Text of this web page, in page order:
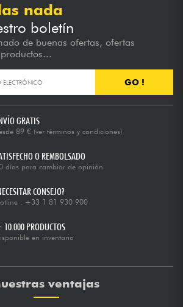
nada
boletín
de buenas ofertas, ofertas
GO !
GRATIS
89 € (ver términos y condiciones)
O REMBOLSADO
días para cambiar de opinión
CONSEJO?
: +33 1 81 930 900
PRODUCTOS
en inventario
ventajas